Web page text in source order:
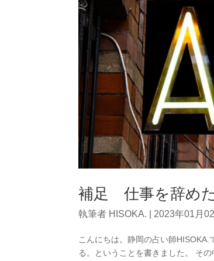
補足 仕事を辞め
執筆者 HISOKA. 2023年01月
こんにちは。静岡の占い師
る。ということを書きました。 そ